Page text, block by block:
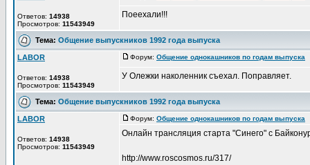
Ответов: 14938
Просмотров: 11543949
Поеехали!!!
Тема: Общение выпускников 1992 года выпуска
LABOR
Ответов: 14938
Просмотров: 11543949
Форум: Общение однокашников по годам выпуска
У Олежки наколенник съехал. Поправляет.
Тема: Общение выпускников 1992 года выпуска
LABOR
Ответов: 14938
Просмотров: 11543949
Форум: Общение однокашников по годам выпуска
Онлайн трансляция старта "Синего" с
http://www.roscosmos.ru/317/